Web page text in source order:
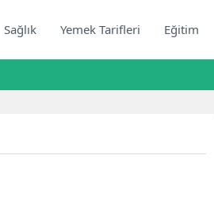
Sağlık Yemek Tarifleri Eğitim